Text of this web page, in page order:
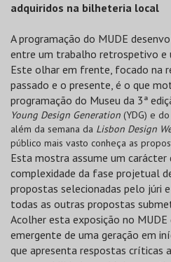
adquiridos na bilheteria local
A programação do MUDE
entre um trabalho retrospetivo e
Este olhar em frente, focado na
passado e o presente, é o que
programação do Museu da 3ª
Young Design Generation (YDG) e
além da semana da Lisbon Design
público mais vasto conheça as
Esta mostra assume um
complexidade da fase projetual
propostas selecionadas pelo júri
todas as outras propostas
Acolher esta exposição no
emergente de uma geração em
que apresenta respostas críticas